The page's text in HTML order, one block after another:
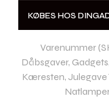
KØBES HOS
Varenummer
Dåbsgaver, Gadgets
Kæresten, Julegave
Natlamper